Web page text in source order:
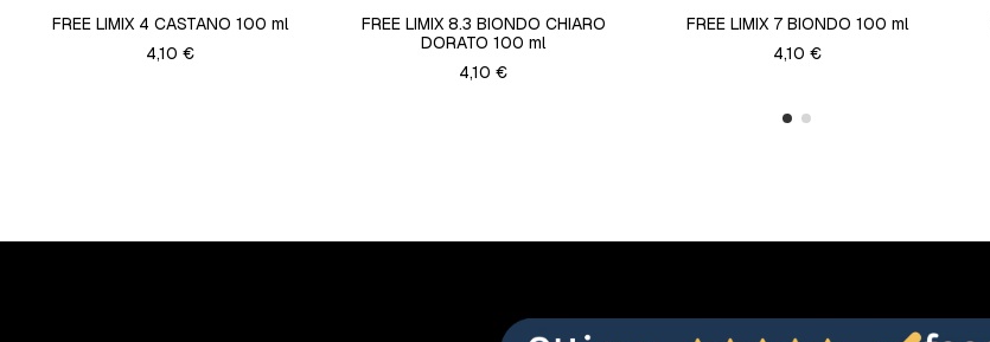
FREE LIMIX 4 CASTANO 100 ml
4,10 €
FREE LIMIX 8.3 BIONDO CHIARO
DORATO 100 ml
4,10 €
FREE LIMIX 7 BIONDO 100 ml
4,10 €